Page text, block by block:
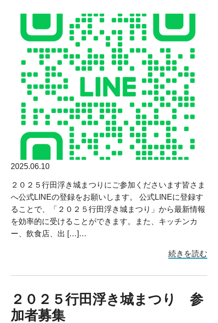
2025.06.10
２０２５行田浮き城まつりにご参加くださいます皆さま
へ公式LINEの登録をお願いします。 公式LINEに登録す
ることで、「２０２５行田浮き城まつり」から最新情報
を効率的に受けることができます。また、キッチンカ
ー、飲食店、出 […]…
続きを読む
２０２５行田浮き城まつり 参
加者募集